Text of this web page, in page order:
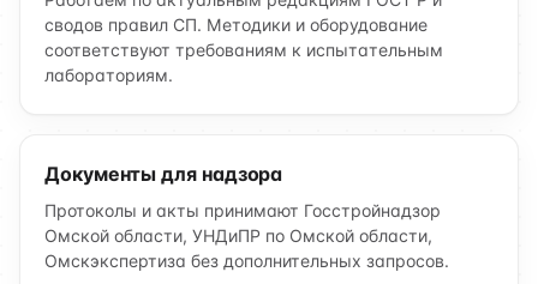
сводов правил СП. Методики и оборудование
соответствуют требованиям к испытательным
лабораториям.
Документы для надзора
Протоколы и акты принимают Госстройнадзор
Омской области, УНДиПР по Омской области,
Омскэкспертиза без дополнительных запросов.